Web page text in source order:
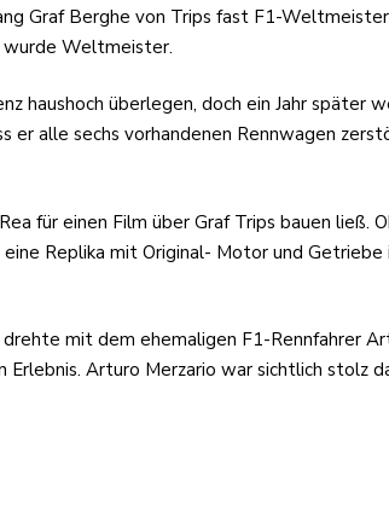
Graf Berghe von Trips fast F1-
wurde Weltmeister.
haushoch überlegen, doch ein Jahr
alle sechs vorhandenen Rennwagen
für einen Film über Graf Trips bauen
Replika mit Original- Motor und
mit dem ehemaligen F1-Rennfahrer
Arturo Merzario war sichtlich stolz